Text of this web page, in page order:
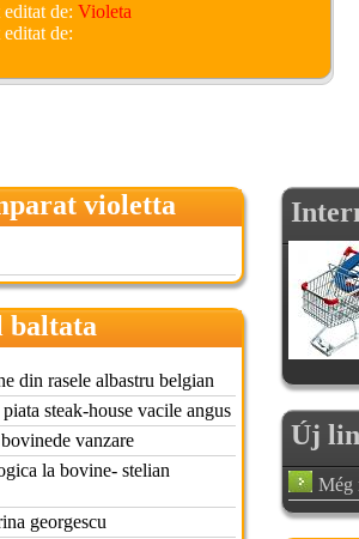
de: Violeta
de:
violetta
baltata
din rasele albastru belgian
steak-house vacile angus
vanzare
la bovine- stelian
georgescu
Új
Még